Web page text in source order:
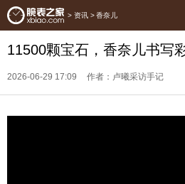
> 资讯 > 香奈儿
11500颗宝石，香奈儿书写
2026-06-29 17:09 作者：卢曦采访手记